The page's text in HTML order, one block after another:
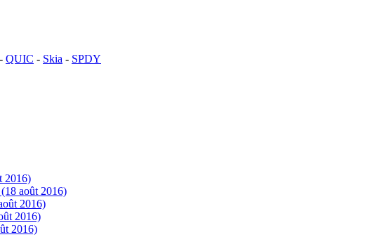
- QUIC - Skia - SPDY
2016)
août 2016)
2016)
2016)
2016)